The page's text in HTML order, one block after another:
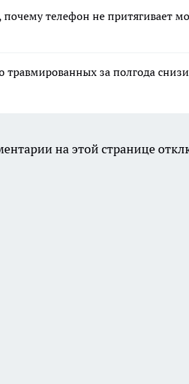
телефон не притягивает
травмированных за полгода
на этой странице